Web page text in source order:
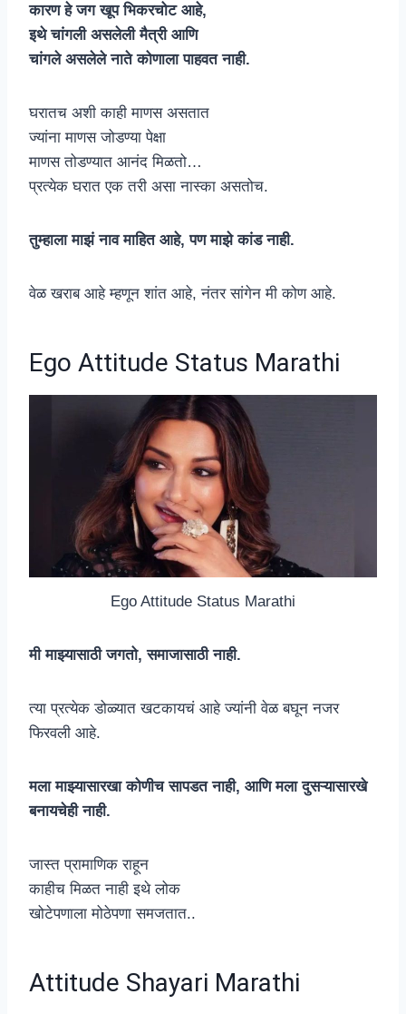
कारण हे जग खूप भिकरचोट आहे,
इथे चांगली असलेली मैत्री आणि
चांगले असलेले नाते कोणाला पाहवत नाही.
घरातच अशी काही माणस असतात
ज्यांना माणस जोडण्या पेक्षा
माणस तोडण्यात आनंद मिळतो…
प्रत्येक घरात एक तरी असा नास्का असतोच.
तुम्हाला माझं नाव माहित आहे, पण माझे कांड नाही.
वेळ खराब आहे म्हणून शांत आहे, नंतर सांगेन मी कोण आहे.
Ego Attitude Status Marathi
Ego Attitude Status Marathi
मी माझ्यासाठी जगतो, समाजासाठी नाही.
त्या प्रत्येक डोळ्यात खटकायचं आहे ज्यांनी वेळ बघून नजर
फिरवली आहे.
मला माझ्यासारखा कोणीच सापडत नाही, आणि मला दुसऱ्यासारखे
बनायचेही नाही.
जास्त प्रामाणिक राहून
काहीच मिळत नाही इथे लोक
खोटेपणाला मोठेपणा समजतात..
Attitude Shayari Marathi